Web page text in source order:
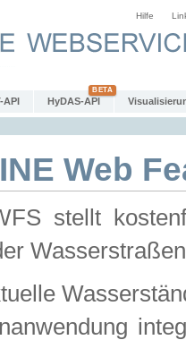
Hilfe
API HyDAS-API
Web
stellt